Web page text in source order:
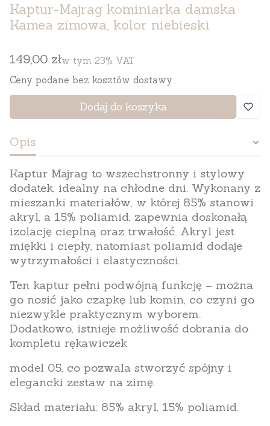
Kaptur-Majrag kominiarka damska
Kamea zimowa, kolor niebieski
Cena
149,00 złw tym 23% VAT
w tym 23% VAT
Ceny podane bez kosztów dostawy.
Dodaj do koszyka
Opis
Kaptur Majrag to wszechstronny i stylowy
dodatek, idealny na chłodne dni. Wykonany z
mieszanki materiałów, w której 85% stanowi
akryl, a 15% poliamid, zapewnia doskonałą
izolację cieplną oraz trwałość. Akryl jest
miękki i ciepły, natomiast poliamid dodaje
wytrzymałości i elastyczności.
Ten kaptur pełni podwójną funkcję – można
go nosić jako czapkę lub komin, co czyni go
niezwykle praktycznym wyborem.
Dodatkowo, istnieje możliwość dobrania do
kompletu rękawiczek
model 05, co pozwala stworzyć spójny i
elegancki zestaw na zimę.
Skład materiału: 85% akryl, 15% poliamid.